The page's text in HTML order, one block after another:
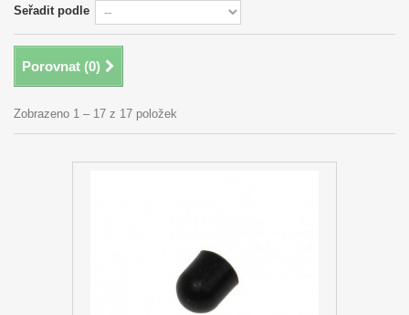
Seřadit podle
Porovnat (0)
Zobrazeno 1 – 17 z 17 položek